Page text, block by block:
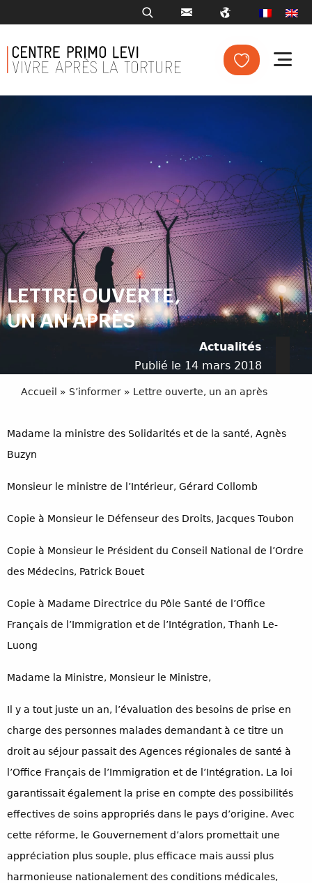
LETTRE OUVERTE,
UN AN APRÈS
Actualités
Publié le 14 mars 2018
Accueil » S’informer » Lettre ouverte, un an après
Madame la ministre des Solidarités et de la santé, Agnès
Buzyn
Monsieur le ministre de l’Intérieur, Gérard Collomb
Copie à Monsieur le Défenseur des Droits, Jacques Toubon
Copie à Monsieur le Président du Conseil National de l’Ordre
des Médecins, Patrick Bouet
Copie à Madame Directrice du Pôle Santé de l’Office
Français de l’Immigration et de l’Intégration, Thanh Le-
Luong
Madame la Ministre, Monsieur le Ministre,
Il y a tout juste un an, l’évaluation des besoins de prise en
charge des personnes malades demandant à ce titre un
droit au séjour passait des Agences régionales de santé à
l’Office Français de l’Immigration et de l’Intégration. La loi
garantissait également la prise en compte des possibilités
effectives de soins appropriés dans le pays d’origine. Avec
cette réforme, le Gouvernement d’alors promettait une
appréciation plus souple, plus efficace mais aussi plus
harmonieuse nationalement des conditions médicales,